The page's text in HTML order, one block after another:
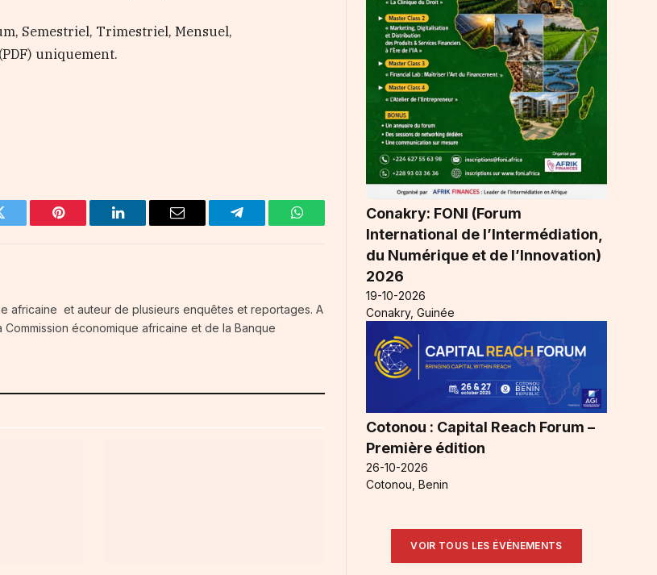
Semestriel, Trimestriel, Mensuel,
uniquement.
Pinterest LinkedIn Email Telegram WhatsApp
africaine et auteur de plusieurs enquêtes et reportages. A
économique africaine et de la Banque
Conakry: FONI (Forum
International de l’Intermédiation,
du Numérique et de l’Innovation)
2026
19-10-2026
Conakry, Guinée
Cotonou : Capital Reach Forum –
Première édition
26-10-2026
Cotonou, Benin
VOIR TOUS LES ÉVÉNEMENTS